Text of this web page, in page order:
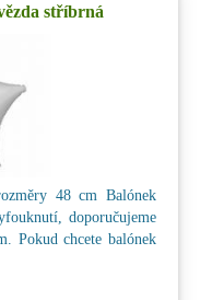
stříbrná
48 cm Balónek
doporučujeme
Pokud chcete balónek